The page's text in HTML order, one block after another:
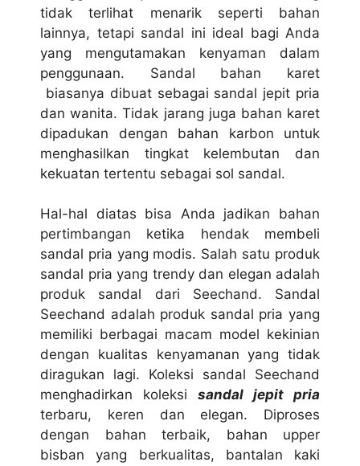
tidak terlihat menarik seperti bahan
lainnya, tetapi sandal ini ideal bagi Anda
yang mengutamakan kenyaman dalam
penggunaan. Sandal bahan karet
biasanya dibuat sebagai sandal jepit pria
dan wanita. Tidak jarang juga bahan karet
dipadukan dengan bahan karbon untuk
menghasilkan tingkat kelembutan dan
kekuatan tertentu sebagai sol sandal.
Hal-hal diatas bisa Anda jadikan bahan
pertimbangan ketika hendak membeli
sandal pria yang modis. Salah satu produk
sandal pria yang trendy dan elegan adalah
produk sandal dari Seechand. Sandal
Seechand adalah produk sandal pria yang
memiliki berbagai macam model kekinian
dengan kualitas kenyamanan yang tidak
diragukan lagi. Koleksi sandal Seechand
menghadirkan koleksi sandal jepit pria
terbaru, keren dan elegan. Diproses
dengan bahan terbaik, bahan upper
bisban yang berkualitas, bantalan kaki